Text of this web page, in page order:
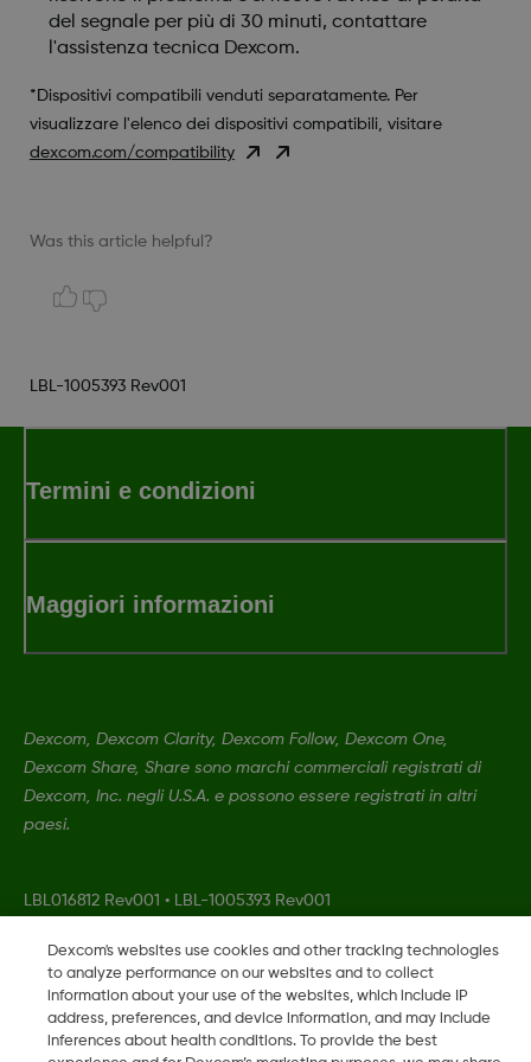
del segnale per più di 30 minuti, contattare
l'assistenza tecnica Dexcom.
*Dispositivi compatibili venduti separatamente. Per
visualizzare l'elenco dei dispositivi compatibili, visitare
dexcom.com/compatibility
Was this article helpful?
LBL-1005393 Rev001
Termini e condizioni
Maggiori informazioni
Dexcom, Dexcom Clarity, Dexcom Follow, Dexcom One,
Dexcom Share, Share sono marchi commerciali registrati di
Dexcom, Inc. negli U.S.A. e possono essere registrati in altri
paesi.
LBL016812 Rev001 • LBL-1005393 Rev001
2026 Dexcom, Inc. Tutti i diritti riservati.
Dexcom's websites use cookies and other tracking technologies
to analyze performance on our websites and to collect
information about your use of the websites, which include IP
address, preferences, and device information, and may include
inferences about health conditions. To provide the best